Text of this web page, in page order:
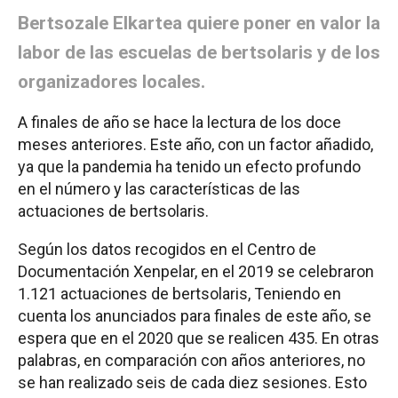
Bertsozale Elkartea quiere poner en valor la
labor de las escuelas de bertsolaris y de los
organizadores locales.
A finales de año se hace la lectura de los doce
meses anteriores. Este año, con un factor añadido,
ya que la pandemia ha tenido un efecto profundo
en el número y las características de las
actuaciones de bertsolaris.
Según los datos recogidos en el Centro de
Documentación Xenpelar, en el 2019 se celebraron
1.121 actuaciones de bertsolaris, Teniendo en
cuenta los anunciados para finales de este año, se
espera que en el 2020 que se realicen 435. En otras
palabras, en comparación con años anteriores, no
se han realizado seis de cada diez sesiones. Esto